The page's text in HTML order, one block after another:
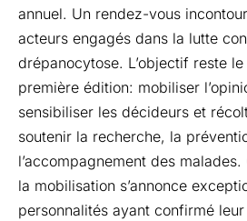
annuel. Un rendez-vous
acteurs engagés dans la lutte
drépanocytose. L’objectif reste
première édition: mobiliser
sensibiliser les décideurs et
soutenir la recherche, la
l’accompagnement des
la mobilisation s’annonce
personnalités ayant confirmé